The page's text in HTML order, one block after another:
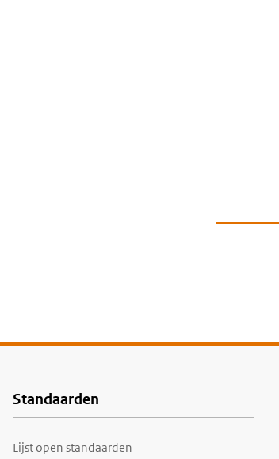
Voet
Standaarden
Lijst open standaarden